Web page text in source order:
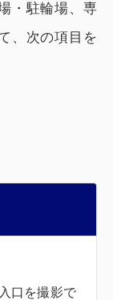
・駐輪場、専
、次の項目を
口を撮影で